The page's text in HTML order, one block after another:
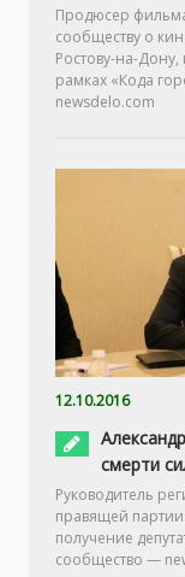
Продюсер
сообществу о
Ростову-на-Дону,
рамках «Кода
newsdelo.com
12.10.2016
смерти
Руководитель
правящей
получение
сообщество —